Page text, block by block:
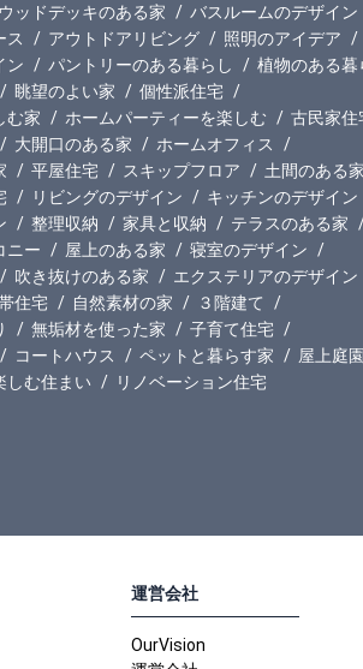
ウッドデッキのある家
バスルームのデザイン
ス
アウトドアリビング
照明のアイデア
ン
パントリーのある暮らし
植物のある暮
眺望のよい家
個性派住宅
む家
ホームパーティーを楽しむ
古民家住
大開口のある家
ホームオフィス
平屋住宅 スキップフロア
土間のある家
リビングのデザイン
キッチンのデザイン
整理収納 家具と収納
テラスのある家
ニー
屋上のある家
寝室のデザイン
吹き抜けのある家
エクステリアのデザイン
住宅 自然素材の家
３階建て
無垢材を使った家
子育て住宅
コートハウス ペットと暮らす家
屋上庭園
しむ住まい
リノベーション住宅
運営会社
OurVision